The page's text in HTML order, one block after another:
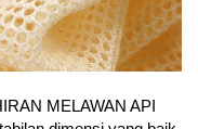
MELAWAN API